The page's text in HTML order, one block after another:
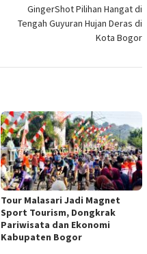
GingerShot Pilihan Hangat di
Tengah Guyuran Hujan Deras di
Kota Bogor
Tour Malasari Jadi Magnet
Sport Tourism, Dongkrak
Pariwisata dan Ekonomi
Kabupaten Bogor